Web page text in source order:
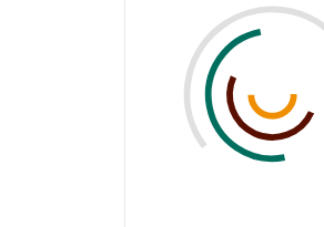
Заказывали с
складу, навигатор не
ребята на месте
Павел
Стройка в сложном
Андрей
Все упаковки целые,